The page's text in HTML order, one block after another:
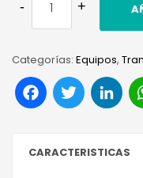
Categorías: Equipos,
CARACTERISTICAS